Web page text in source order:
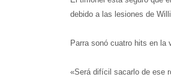
debido a las lesiones de
Parra sonó cuatro hits en la
«Será difícil sacarlo de ese